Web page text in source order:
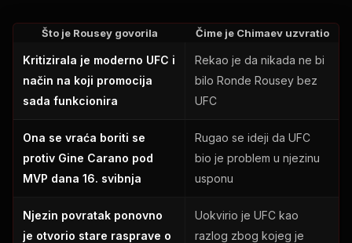
Što je Rousey govorila Čime je Chimaev uzvratio
Kritizirala je moderno UFC i
način na koji promocija
sada funkcionira
Rekao je da nikada ne bi
bilo Ronde Rousey bez
UFC
Ona se vraća boriti se
protiv Gine Carano pod
MVP dana 16. svibnja
Rugao se ideji da UFC
bio je problem u njezinu
usponu
Njezin povratak ponovno
je otvorio stare rasprave o
Uokvirio je UFC kao
razlog zbog kojeg je